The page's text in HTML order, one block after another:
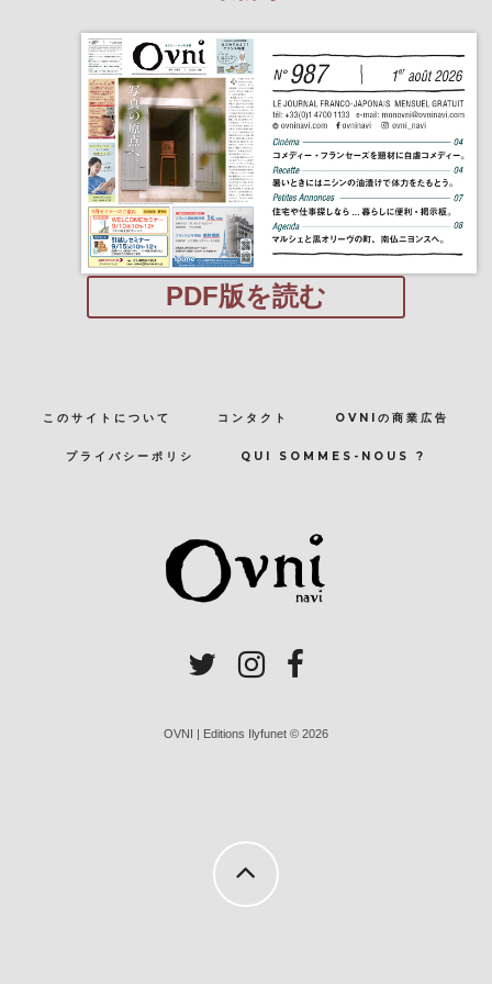
PDF版を読む
このサイトについて コンタクト OVNIの商業広告
プライバシーポリシ QUI SOMMES-NOUS ?
OVNI | Editions Ilyfunet © 2026